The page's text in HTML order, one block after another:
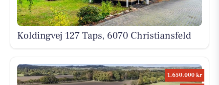
Koldingvej 127 Taps, 6070 Christiansfeld
1.650.000 kr